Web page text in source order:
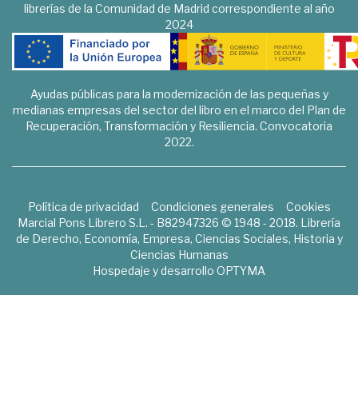
librerías de la Comunidad de Madrid correspondiente al año
2024
Ayudas públicas para la modernización de las pequeñas y
medianas empresas del sector del libro en el marco del Plan de
Recuperación, Transformación y Resiliencia. Convocatoria
2022.
Política de privacidad Condiciones generales
Cookies
Marcial Pons Librero S.L. - B82947326 © 1948 - 2018. Librería
de Derecho, Economía, Empresa, Ciencias Sociales, Historia y
Ciencias Humanas
Hospedaje y desarrollo OPTYMA